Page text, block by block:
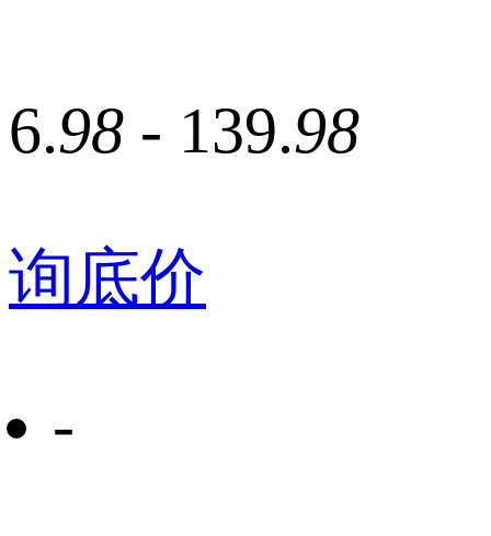
6.98 - 139.98
询底价
-